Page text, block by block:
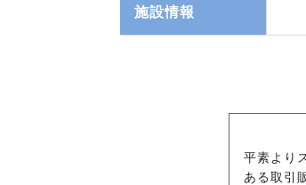
施設情報
平素より
ある取引